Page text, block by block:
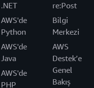
.NET
AWS'de
Python
AWS'de
Java
AWS'de
PHP
re:Post
Bilgi
Merkezi
AWS
Destek’e
Genel
Bakış